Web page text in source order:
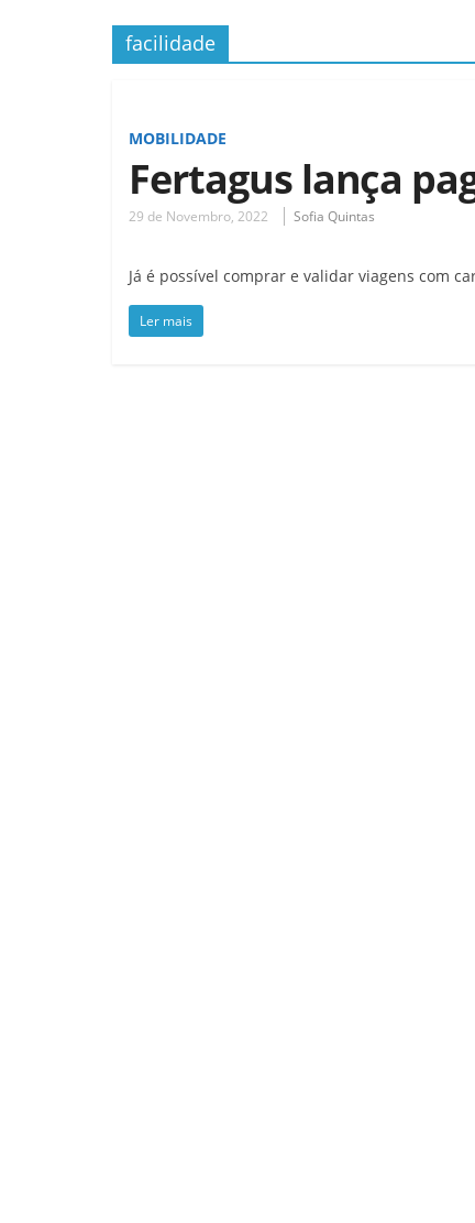
facilidade
MOBILIDADE
Fertagus lança
29 de Novembro, 2022 Sofia Quintas
Já é possível comprar e validar viagens com
Ler mais